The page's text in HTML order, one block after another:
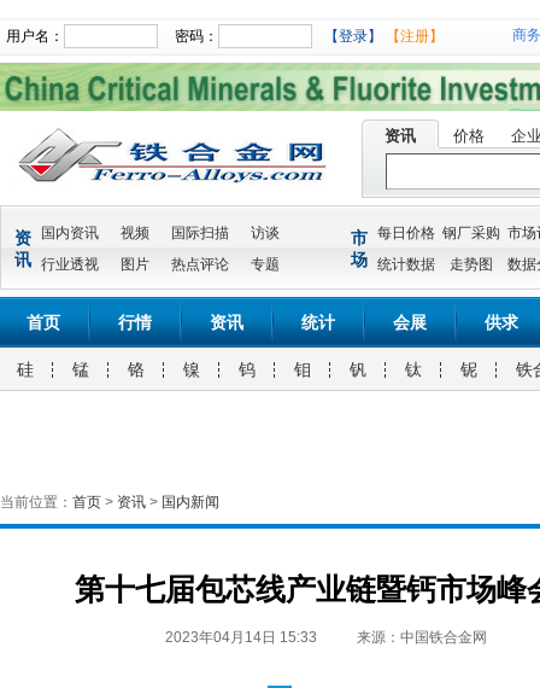
用户名： 密码： 【登录】 【注册】 商
资讯 价格 企
资
讯
国内资讯 视频 国际扫描
访谈
行业透视
图片 热点评论 专题
市
场
每日价格 钢厂采购 市场
统计数据
走势图 数据
首页 行情 资讯 统计 会展 供求
硅 锰 铬 镍 钨 钼 钒 钛 铌 铁
当前位置： 首页 > 资讯 > 国内新闻
第十七届包芯线产业链暨钙市场峰
2023年04月14日 15:33 来源：中国铁合金网